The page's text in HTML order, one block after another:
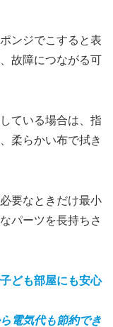
ンジでこすると表
故障につながる可
ている場合は、指
柔らかい布で拭き
要なときだけ最小
パーツを長持ちさ
ども部屋にも安心
電気代も節約でき